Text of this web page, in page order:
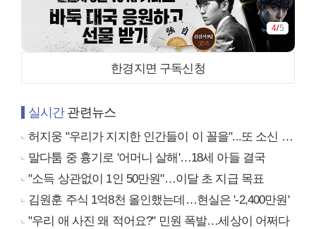
4/5
한경지면 구독신청
실시간관련뉴스
허지웅 "우리가 지지한 인간들이 이 꼴을"...또 소신 발언
말다툼 중 흉기로 '어머니 살해'…18세 아들 결국
"소득 상관없이 1인 50만원"…이달 초 지급 목표
김원훈 주식 1억8천 올인했는데…현실은 '-2,400만원'
"우리 애 사진 왜 적어요?" 민원 폭발…세상이 어쩌다